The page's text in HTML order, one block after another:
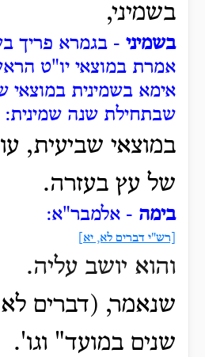
בשמיני,
בשמיני - בגמרא פריך
אמרת במוצאי יו"ט
אימא בשמינית במוצאי
שבתחילת שנה שמינית:
במוצאי שביעית,
של עץ בעזרה.
בימה - אלמבר"א:
[רש"י דברים לא, יא]
והוא יושב עליה.
שנאמר, (דברים
שנים במועד" וגו'.